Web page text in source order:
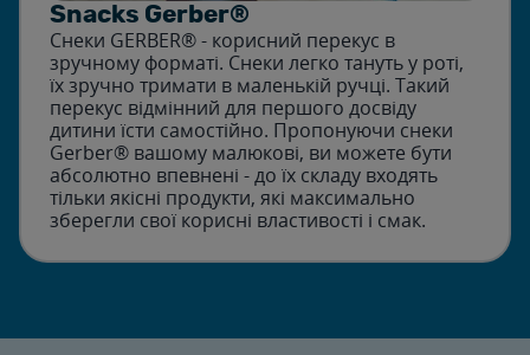
Snacks Gerber®
Снеки GERBER® - корисний перекус в
зручному форматі. Снеки легко тануть у роті,
їх зручно тримати в маленькій ручці. Такий
перекус відмінний для першого досвіду
дитини їсти самостійно. Пропонуючи снеки
Gerber® вашому малюкові, ви можете бути
абсолютно впевнені - до їх складу входять
тільки якісні продукти, які максимально
зберегли свої корисні властивості і смак.